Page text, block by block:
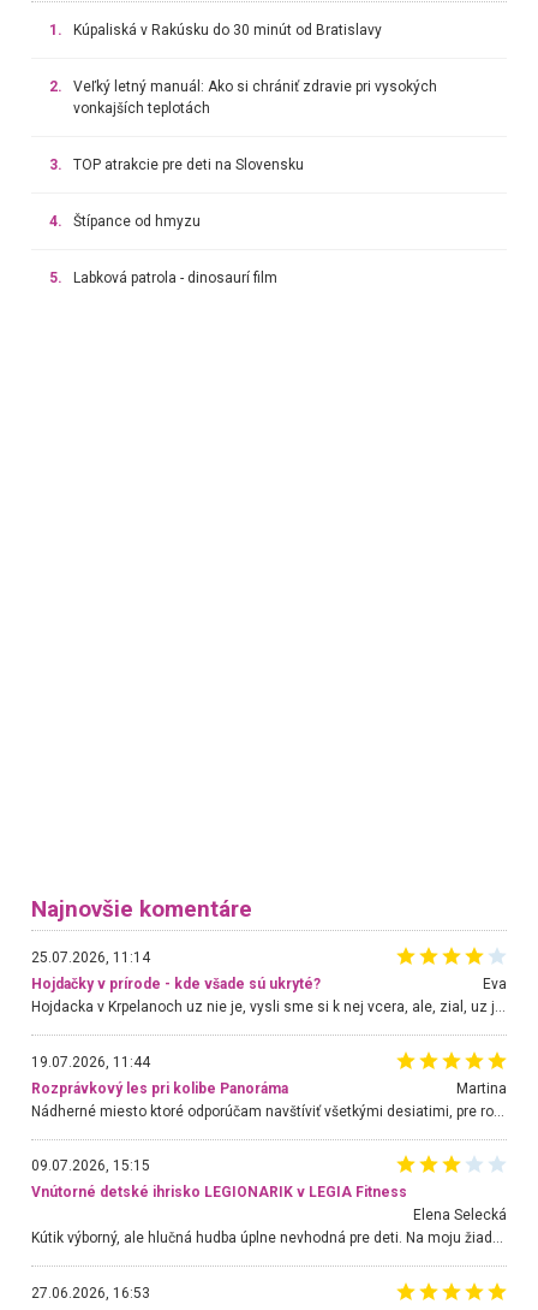
1. Kúpaliská v Rakúsku do 30 minút od Bratislavy
2.
Veľký letný manuál: Ako si chrániť zdravie pri vysokých
vonkajších teplotách
3. TOP atrakcie pre deti na Slovensku
4. Štípance od hmyzu
5. Labková patrola - dinosaurí film
Najnovšie komentáre
25.07.2026, 11:14
Hojdačky v prírode - kde všade sú ukryté?
Eva
Hojdacka v Krpelanoch uz nie je, vysli sme si k nej vcera, ale, zial, uz je znicena. Ak sem planujete cestu len kvoli hojdacke, mozete si ju usetrit. Krasny vyhlad je tu vsak aj bez hojdacky :-)
19.07.2026, 11:44
Rozprávkový les pri kolibe Panoráma
Martina
Nádherné miesto ktoré odporúčam navštíviť všetkými desiatimi, pre rodiny s deťmi, dôchodcom... Proste a jednoducho ozaj rozprávkový les.. určite ešte prídeme. Odniesli sme si na pamiatku krásne tričká,
09.07.2026, 15:15
Vnútorné detské ihrisko LEGIONARIK v LEGIA Fitness
Elena Selecká
Kútik výborný, ale hlučná hudba úplne nevhodná pre deti. Na moju žiadosť o aspoň sušenie nereagovali.
27.06.2026, 16:53